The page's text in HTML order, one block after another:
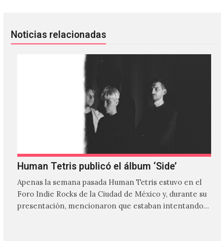
Noticias relacionadas
Human Tetris publicó el álbum ‘Side’
Apenas la semana pasada Human Tetris estuvo en el
Foro Indie Rocks de la Ciudad de México y, durante su
presentación, mencionaron que estaban intentando…